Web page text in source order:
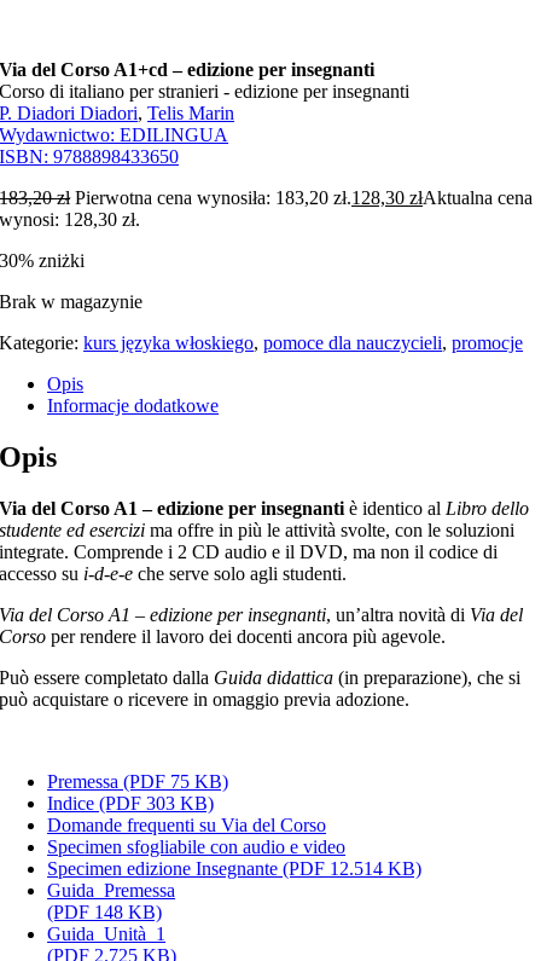
Via del Corso A1+cd – edizione per insegnanti
Corso di italiano per stranieri - edizione per insegnanti
P. Diadori Diadori,Telis Marin
Wydawnictwo:EDILINGUA
ISBN:9788898433650
183,20zł Pierwotna cena wynosiła: 183,20 zł.128,30złAktualna cena
wynosi: 128,30 zł.
30% zniżki
Brak w magazynie
Kategorie:kurs języka włoskiego,pomoce dla nauczycieli,promocje
Opis
Informacje dodatkowe
Opis
Via del Corso A1 – edizione per insegnanti è identico al Libro dello
studente ed esercizima offre in più le attività svolte, con le soluzioni
integrate. Comprende i 2 CD audio e il DVD, ma non il codice di
accesso su i-d-e-eche serve solo agli studenti.
Via del Corso A1 – edizione per insegnanti, un’altra novità di Via del
Corso per rendere il lavoro dei docenti ancora più agevole.
Può essere completato dalla Guida didattica (in preparazione), che si
può acquistare o ricevere in omaggio previa adozione.
Premessa (PDF 75 KB)
Indice (PDF 303 KB)
Domande frequenti su Via del Corso
Specimen sfogliabile con audio e video
Specimen edizione Insegnante (PDF 12.514 KB)
Guida_Premessa
(PDF 148 KB)
Guida_Unità_1
(PDF 2.725 KB)